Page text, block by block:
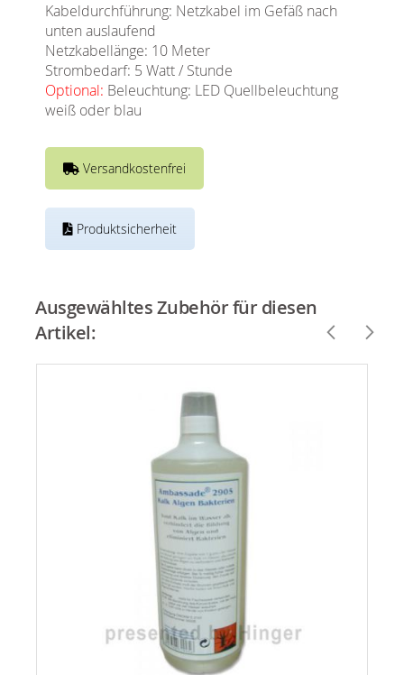
Kabeldurchführung: Netzkabel im Gefäß nach
unten auslaufend
Netzkabellänge: 10 Meter
Strombedarf: 5 Watt / Stunde
Optional: Beleuchtung: LED Quellbeleuchtung
weiß oder blau
Versandkostenfrei
Produktsicherheit
Ausgewähltes Zubehör für diesen
Artikel: